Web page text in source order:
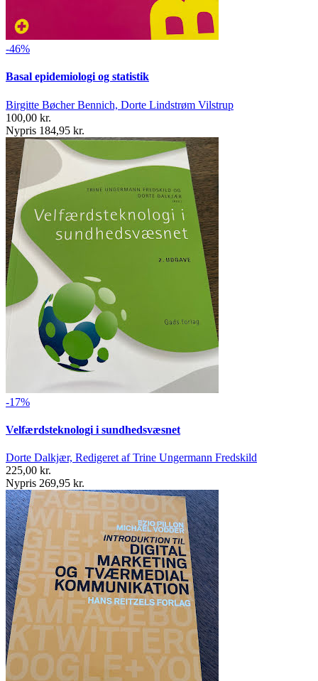
-46%
Basal epidemiologi og statistik
Birgitte Bøcher Bennich, Dorte Lindstrøm Vilstrup
100,00 kr.
Nypris 184,95 kr.
-17%
Velfærdsteknologi i sundhedsvæsnet
Dorte Dalkjær, Redigeret af Trine Ungermann Fredskild
225,00 kr.
Nypris 269,95 kr.